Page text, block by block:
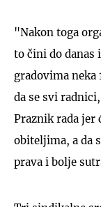
"Nakon toga
to čini do danas
gradovima neka
da se svi
Praznik rada jer
obiteljima, a da
prava i bolje